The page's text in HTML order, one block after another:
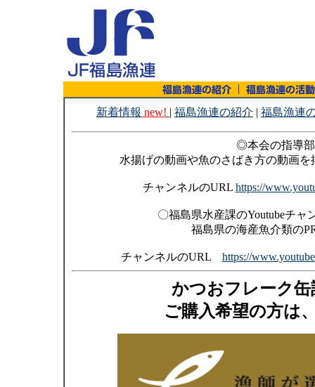
新着情報 new! | 福島漁連の紹介 | 福島漁連
◎本会の指導部
水揚げの動画や魚のさばき方の動画
チャンネルのURL https://
〇福島県水産課のYoutubeチ
福島県の海産魚介類の
チャンネルのURL https://
かつおフレーク
ご購入希望の方は